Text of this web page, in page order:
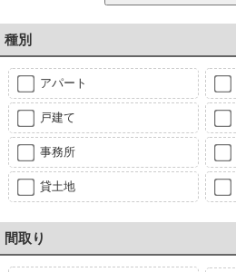
種別
アパート
戸建て
事務所
貸土地
間取り